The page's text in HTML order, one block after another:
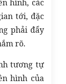
hình, các
tới, đặc
phải đẩy
rõ.
tương tự
hình của